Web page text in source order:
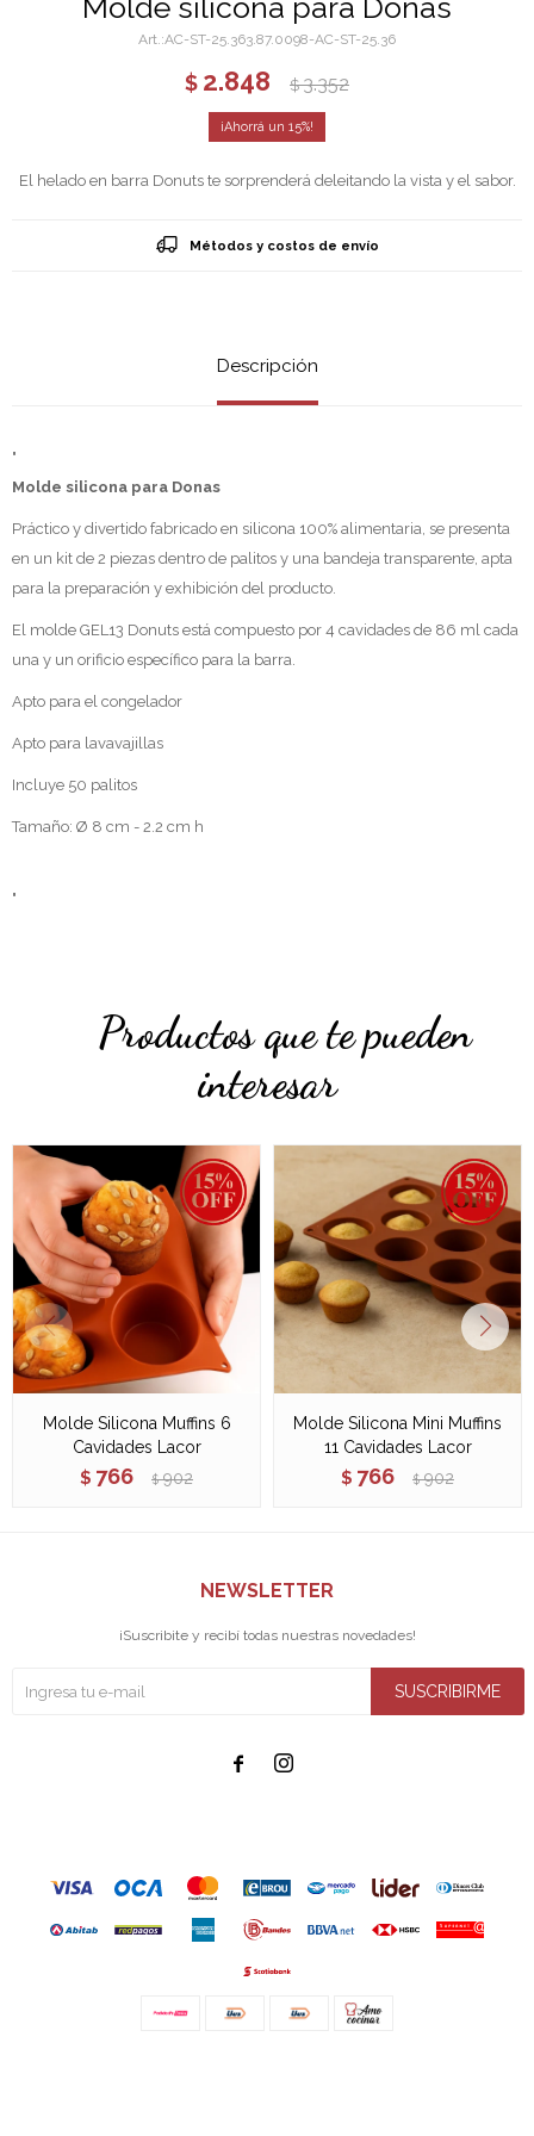
Molde silicona para Donas
AC-ST-25.363.87.0098-AC-ST-25.36
$ 2.848 $ 3.352
15
El helado en barra Donuts te sorprenderá deleitando la vista y el sabor.
Métodos y costos de envío
Descripción
"
Molde silicona para Donas
Práctico y divertido fabricado en silicona 100% alimentaria, se presenta
en un kit de 2 piezas dentro de palitos y una bandeja transparente, apta
para la preparación y exhibición del producto.
El molde GEL13 Donuts está compuesto por 4 cavidades de 86 ml cada
una y un orificio específico para la barra.
Apto para el congelador
Apto para lavavajillas
Incluye 50 palitos
Tamaño: Ø 8 cm - 2.2 cm h
"
Productos que te pueden
interesar
Molde Silicona Muffins 6
Cavidades Lacor
$ 766 $ 902
Molde Silicona Mini Muffins
11 Cavidades Lacor
$ 766 $ 902
NEWSLETTER
¡Suscribite y recibí todas nuestras novedades!
SUSCRIBIRME
 